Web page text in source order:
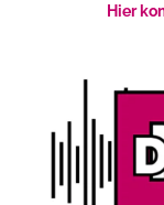
Hier